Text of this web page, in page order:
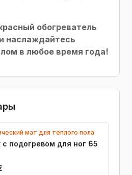
обогреватель
наслаждайтесь
в любое время года!
мат для теплого пола
с подогревом для ног 65